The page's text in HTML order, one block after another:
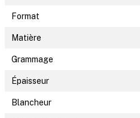
Format
Matière
Grammage
Épaisseur
Blancheur